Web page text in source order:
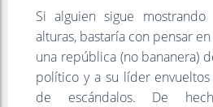
Si alguien sigue
alturas, bastaría con pensar
una república (no bananera)
político y a su líder
de escándalos. De